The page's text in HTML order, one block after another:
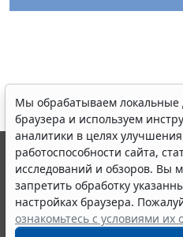
Мы обрабатываем локальные
браузера и используем
аналитики в целях
работоспособности сайта,
исследований и обзоров. Вы
запретить обработку
настройках браузера.
ознакомьтесь с условиями их
© ООО "НПП "ГАРАНТ-СЕРВИС",
выпускается с 1990 года.
являются участниками
информации ГАРАНТ.
Портал ГАРАНТ.РУ